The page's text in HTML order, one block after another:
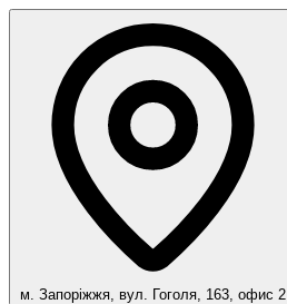
м. Запоріжжя, вул. Гоголя, 163, офис 2